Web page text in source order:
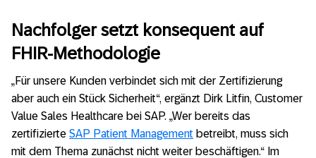
Nachfolger setzt konsequent auf
FHIR-Methodologie
„Für unsere Kunden verbindet sich mit der Zertifizierung
aber auch ein Stück Sicherheit“, ergänzt Dirk Litfin, Customer
Value Sales Healthcare bei SAP. „Wer bereits das
zertifizierte SAP Patient Management betreibt, muss sich
mit dem Thema zunächst nicht weiter beschäftigen.“ Im